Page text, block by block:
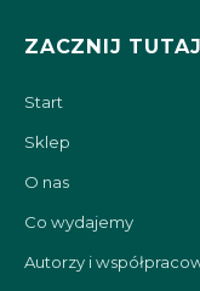
ZACZNIJ TUTAJ
Start
Sklep
O nas
Co wydajemy
Autorzy i